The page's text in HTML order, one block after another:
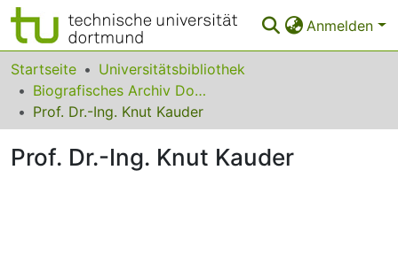
Anmelden
Bereiche & Sammlungen
Das gesamte Repositorium
Startseite
Universitätsbibliothek
Biografisches Archiv Dortmunder Universitätsprofessorinnen und -professoren
Prof. Dr.-Ing. Knut Kauder
Prof. Dr.-Ing. Knut Kauder